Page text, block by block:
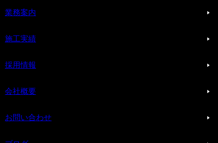
業務案内
施工実績
採用情報
会社概要
お問い合わせ